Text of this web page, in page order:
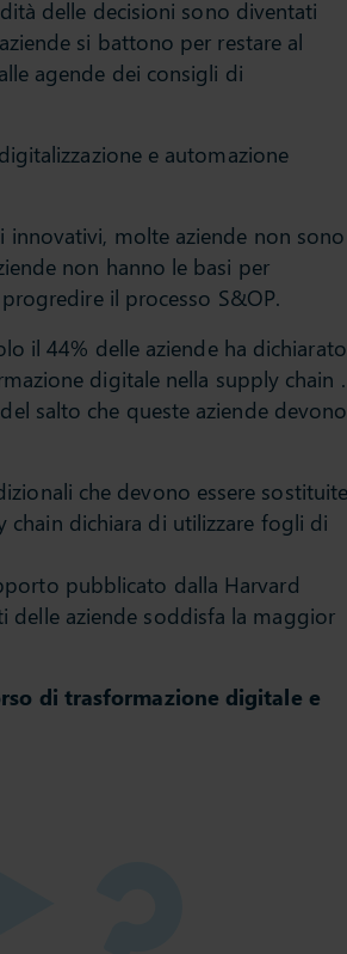
delle decisioni sono diventati
si battono per restare al
agende dei consigli di
e automazione
molte aziende non sono
non hanno le basi per
il processo S&OP.
il 44% delle aziende ha dichiarato
digitale nella supply chain .
salto che queste aziende devono
che devono essere
chain dichiara di utilizzare fogli di
pubblicato dalla Harvard
delle aziende soddisfa la maggior
di trasformazione digitale e